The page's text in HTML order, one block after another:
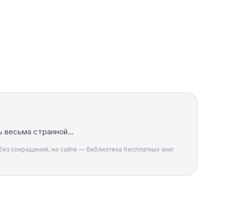
весьма странной…
сокращений, на сайте — библиотека бесплатных книг